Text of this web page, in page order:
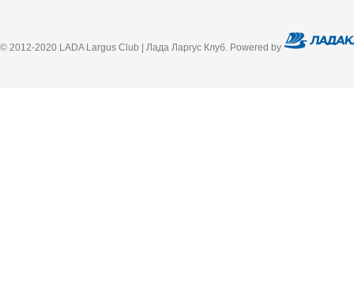
© 2012-2020 LADA Largus Club | Лада Ларгус Клуб. Powered by